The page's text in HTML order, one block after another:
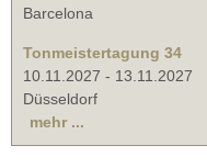
Barcelona
Tonmeistertagung 34
10.11.2027 - 13.11.2027
Düsseldorf
mehr ...